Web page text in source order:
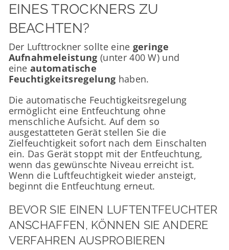
EINES TROCKNERS ZU
BEACHTEN?
Der Lufttrockner sollte eine geringe
Aufnahmeleistung (unter 400 W) und
eineautomatische
Feuchtigkeitsregelung haben.
Die automatische Feuchtigkeitsregelung
ermöglicht eine Entfeuchtung ohne
menschliche Aufsicht. Auf dem so
ausgestatteten Gerät stellen Sie die
Zielfeuchtigkeit sofort nach dem Einschalten
ein. Das Gerät stoppt mit der Entfeuchtung,
wenn das gewünschte Niveau erreicht ist.
Wenn die Luftfeuchtigkeit wieder ansteigt,
beginnt die Entfeuchtung erneut.
BEVOR SIE EINEN LUFTENTFEUCHTER
ANSCHAFFEN, KÖNNEN SIE ANDERE
VERFAHREN AUSPROBIEREN